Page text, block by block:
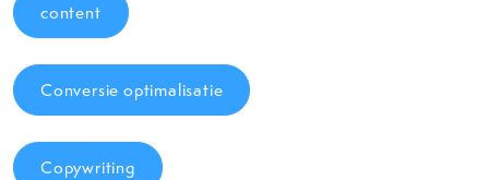
content
Conversie optimalisatie
Copywriting